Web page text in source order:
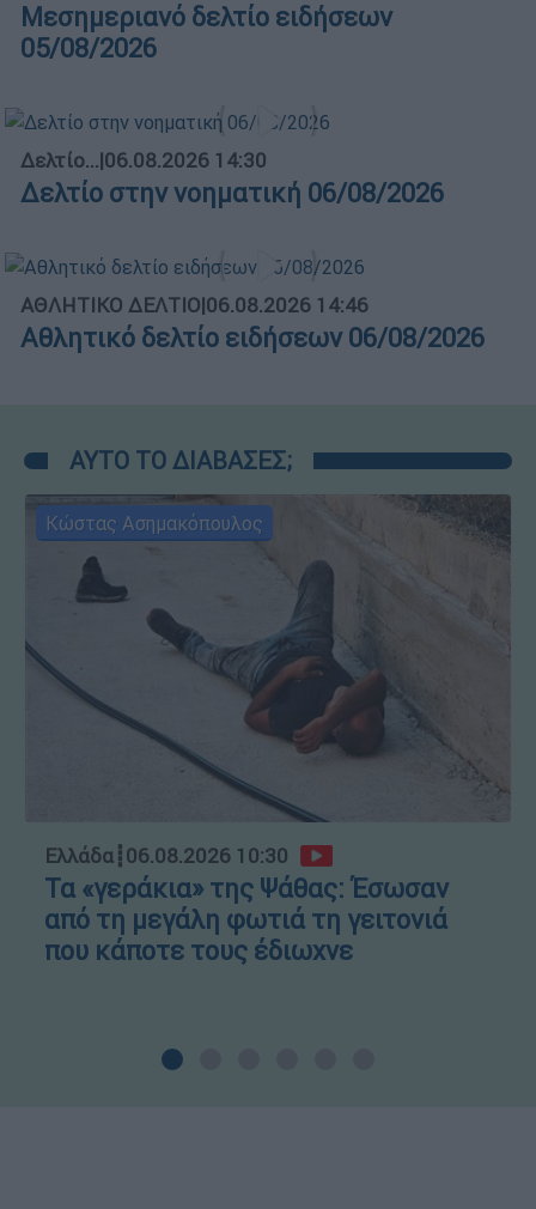
Μεσημεριανό δελτίο ειδήσεων
05/08/2026
Δελτίο...|06.08.2026 14:30
Δελτίο στην νοηματική 06/08/2026
ΑΘΛΗΤΙΚΟ ΔΕΛΤΙΟ|06.08.2026 14:46
Αθλητικό δελτίο ειδήσεων 06/08/2026
ΑΥΤΟ ΤΟ ΔΙΑΒΑΣΕΣ;
Κώστας Ασημακόπουλος
Ελλάδα┋06.08.2026 10:30
Τα «γεράκια» της Ψάθας: Έσωσαν
από τη μεγάλη φωτιά τη γειτονιά
που κάποτε τους έδιωχνε